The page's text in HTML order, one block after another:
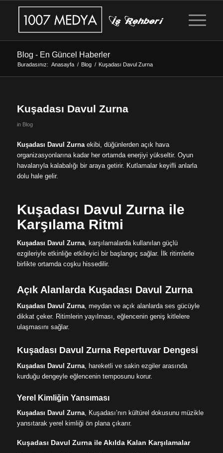
Blog - En Güncel Haberler
Buradasınız: Anasayfa / Blog / Kuşadası Davul Zurna
Kuşadası Davul Zurna
in Blog
Kuşadası Davul Zurnaekibi, düğünlerden açık hava
organizasyonlarına kadar her ortamda enerjiyi yükseltir. Oyun
havalarıyla kalabalığı bir araya getirir. Kutlamalar keyifli anlarla
dolu hale gelir.
Kuşadası Davul Zurna ile
Karşılama Ritmi
Kuşadası Davul Zurna, karşılamalarda kullanılan güçlü
ezgileriyle etkinliğe etkileyici bir başlangıç sağlar. İlk ritimlerle
birlikte ortamda coşku hissedilir.
Açık Alanlarda Kuşadası Davul Zurna
Kuşadası Davul Zurna, meydan ve açık alanlarda ses gücüyle
dikkat çeker. Ritimlerin yayılması, eğlencenin geniş kitlelere
ulaşmasını sağlar.
Kuşadası Davul Zurna Repertuvar Dengesi
Kuşadası Davul Zurna, hareketli ve sakin ezgiler arasında
kurduğu dengeyle eğlencenin temposunu korur.
Yerel Kimliğin Yansıması
Kuşadası Davul Zurna, Kuşadası’nın kültürel dokusunu müzikle
yansıtarak yerel kimliği ön plana çıkarır.
Kuşadası Davul Zurna ile Akılda Kalan Karşılamalar